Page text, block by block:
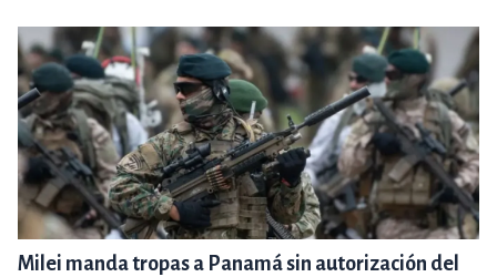
Milei manda tropas a Panamá sin autorización del